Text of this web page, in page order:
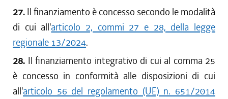
27. Il finanziamento è concesso secondo le modalità
di cui all'articolo 2, commi 27 e 28, della legge
regionale 13/2024.
28. Il finanziamento integrativo di cui al comma 25
è concesso in conformità alle disposizioni di cui
all'articolo 56 del regolamento (UE) n. 651/2014